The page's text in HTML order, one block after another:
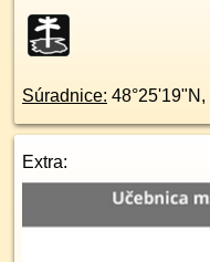
Súradnice: 48°25'19"N ,
Extra: